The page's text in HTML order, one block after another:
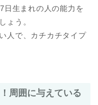
日生まれの人の能力を
ょう。
人で、カチカチタイプ
周囲に与えている